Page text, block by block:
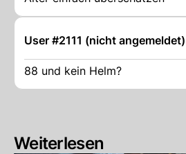
User #2111 (nicht angemeldet)
88 und kein Helm?
Weiterlesen